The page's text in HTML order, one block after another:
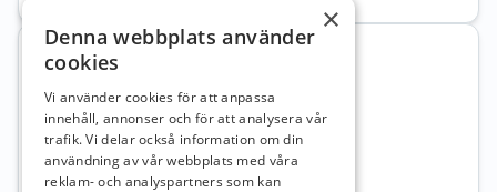
Kvalifikationer
Arbetslivserfarenhet
Lärare i grundskolan, årskurs 1–6
×
Denna webbplats använder
cookies
Vi använder cookies för att anpassa
innehåll, annonser och för att analysera vår
trafik. Vi delar också information om din
användning av vår webbplats med våra
reklam- och analyspartners som kan